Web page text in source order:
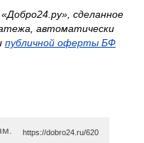
сделанное
автоматически
публичной оферты БФ
https://dobro24.ru/620